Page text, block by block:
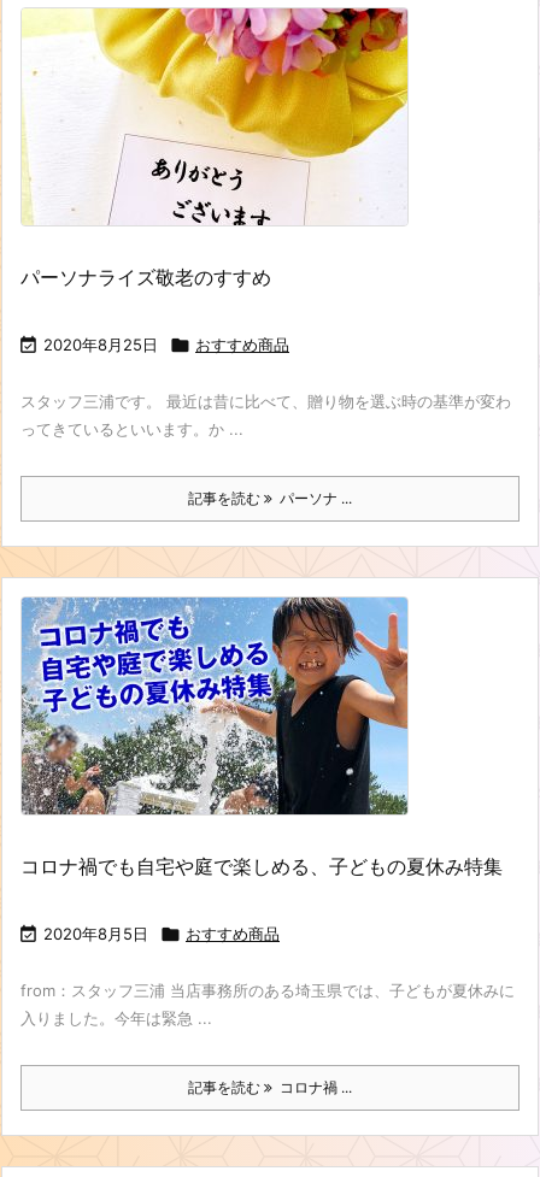
パーソナライズ敬老のすすめ
 2020年8月25日  おすすめ商品
スタッフ三浦です。 最近は昔に比べて、贈り物を選ぶ時の基準が変わ
ってきているといいます。か ...
記事を読む パーソナ ...
コロナ禍でも自宅や庭で楽しめる、子どもの夏休み特集
 2020年8月5日  おすすめ商品
from：スタッフ三浦 当店事務所のある埼玉県では、子どもが夏休みに
入りました。今年は緊急 ...
記事を読む コロナ禍 ...